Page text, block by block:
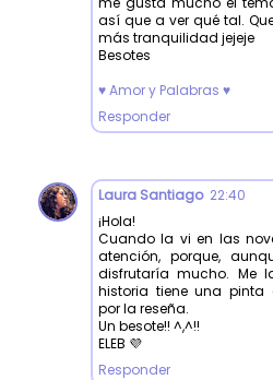
así que a ver qué tal.
más tranquilidad jejeje
Besotes
♥ Amor y Palabras ♥
Responder
Laura Santiago 22:40
¡Hola!
Cuando la vi en las
atención, porque,
disfrutaría mucho. Me
historia tiene una pinta
por la reseña.
Un besote!! ^,^!!
ELEB 💜
Responder